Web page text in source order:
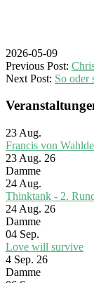
2026-05-09
Previous Post:
Next Post: So oder
23 Aug.
Francis von
23 Aug. 26
Damme
24 Aug.
Thinktank - 2.
24 Aug. 26
Damme
04 Sep.
Love will survive
4 Sep. 26
Damme